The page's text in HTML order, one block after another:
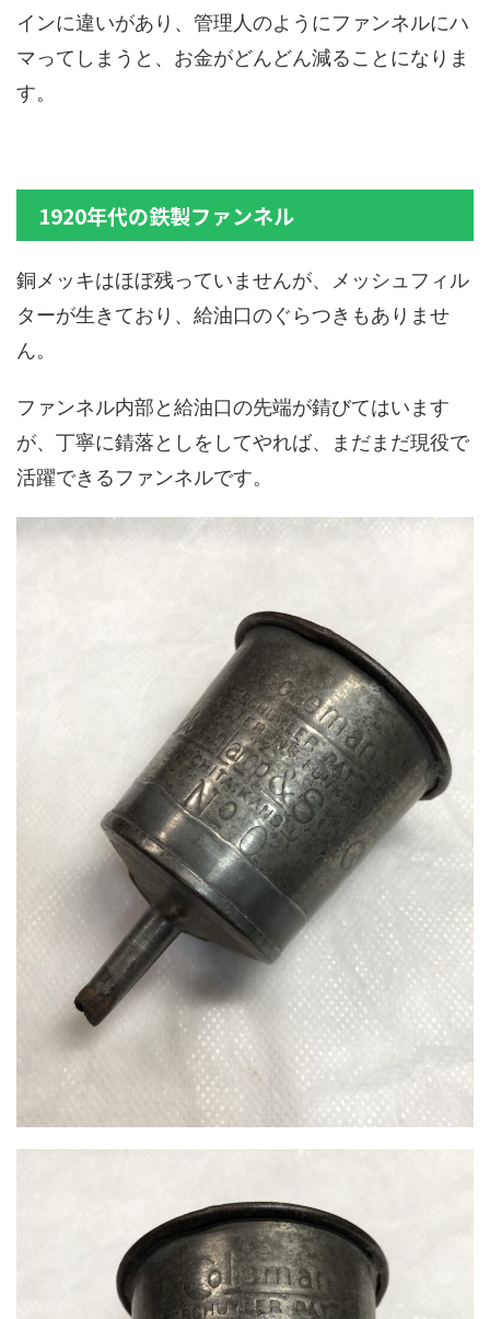
インに違いがあり、管理人のようにファンネルにハ
マってしまうと、お金がどんどん減ることになりま
す。
1920年代の鉄製ファンネル
銅メッキはほぼ残っていませんが、メッシュフィル
ターが生きており、給油口のぐらつきもありませ
ん。
ファンネル内部と給油口の先端が錆びてはいます
が、丁寧に錆落としをしてやれば、まだまだ現役で
活躍できるファンネルです。